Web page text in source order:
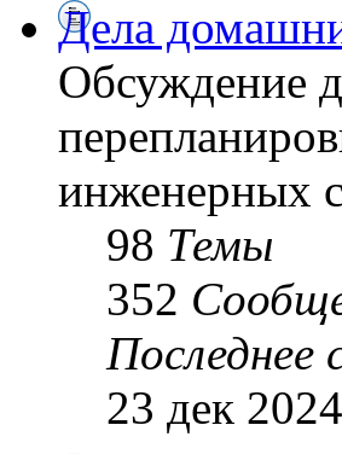
Дела
Обсуждение
инженерных
98 Темы
352
Последнее
23 дек